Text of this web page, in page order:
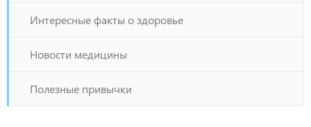
Интересные факты о здоровье
Новости медицины
Полезные привычки